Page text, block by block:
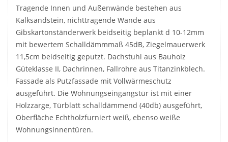
Tragende Innen und Außenwände bestehen aus
Kalksandstein, nichttragende Wände aus
Gibskartonständerwerk beidseitig beplankt d 10-12mm
mit bewertem Schalldämmmaß 45dB, Ziegelmauerwerk
11,5cm beidseitig geputzt. Dachstuhl aus Bauholz
Güteklasse II, Dachrinnen, Fallrohre aus Titanzinkblech.
Fassade als Putzfassade mit Vollwärmeschutz
ausgeführt. Die Wohnungseingangstür ist mit einer
Holzzarge, Türblatt schalldämmend (40db) ausgeführt,
Oberfläche Echtholzfurniert weiß, ebenso weiße
Wohnungsinnentüren.